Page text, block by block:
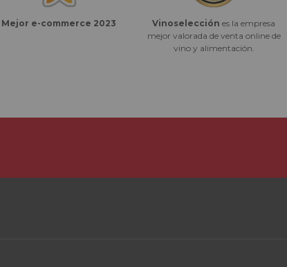
Mejor e-commerce 2023 Vinoselección es la empresa
mejor valorada de venta online de
vino y alimentación.